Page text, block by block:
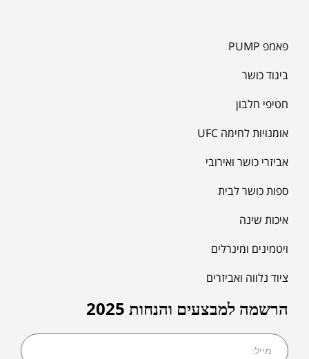
פאמפ PUMP
ביגוד כושר
חטיפי חלבון
אומנויות לחימה UFC
אביזרי כושר ואירובי
ספות כושר לבית
איכות שינה
ויטמינים ומינרלים
ציוד נלווה ואביזרים
הרשמה למבצעים והנחות 2025